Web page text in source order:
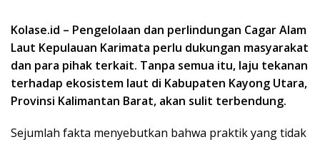
Kolase.id – Pengelolaan dan perlindungan Cagar Alam
Laut Kepulauan Karimata perlu dukungan masyarakat
dan para pihak terkait. Tanpa semua itu, laju tekanan
terhadap ekosistem laut di Kabupaten Kayong Utara,
Provinsi Kalimantan Barat, akan sulit terbendung.
Sejumlah fakta menyebutkan bahwa praktik yang tidak